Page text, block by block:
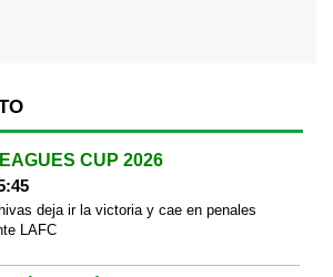
CUP 2026
deja ir la victoria y cae en penales
LAFC